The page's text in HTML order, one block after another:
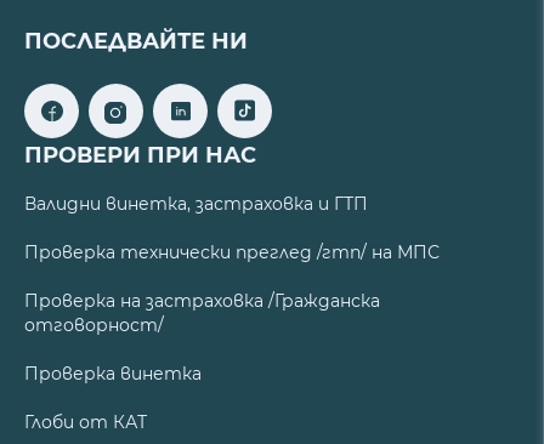
ПОСЛЕДВАЙТЕ НИ
ПРОВЕРИ ПРИ НАС
Валидни винетка, застраховка и ГТП
Проверка технически преглед /гтп/ на МПС
Проверка на застраховка /Гражданска
отговорност/
Проверка винетка
Глоби от КАТ